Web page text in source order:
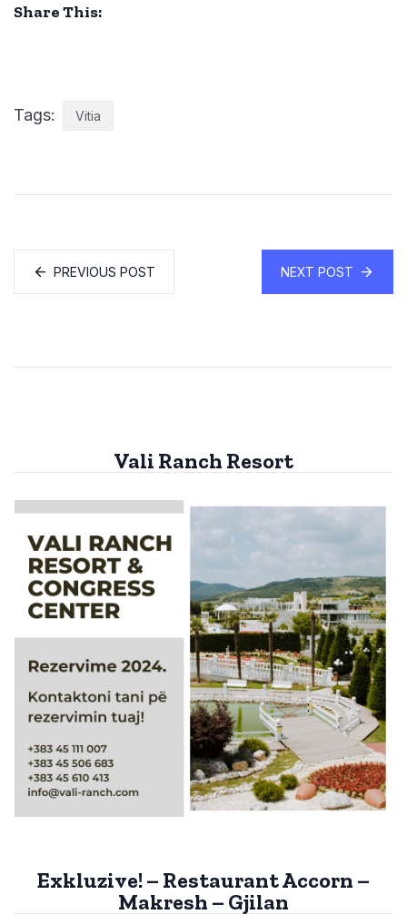
Share This:
Tags: Vitia
PREVIOUS POST NEXT POST
Vali Ranch Resort
Exkluzive! – Restaurant Accorn –
Makresh – Gjilan